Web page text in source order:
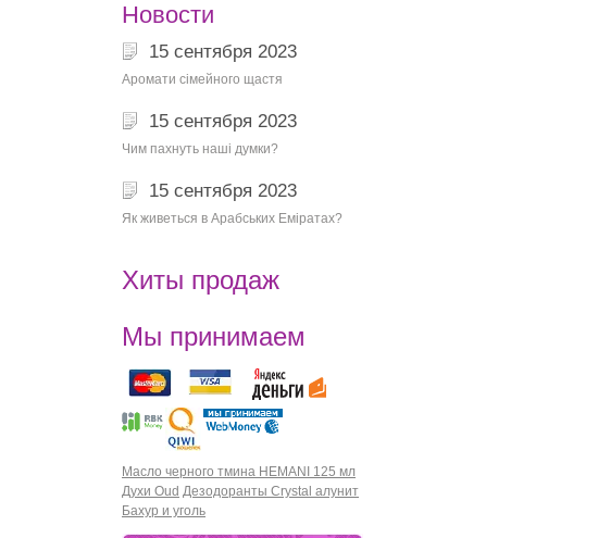
Новости
15 сентября 2023
Аромати сімейного щастя
15 сентября 2023
Чим пахнуть наші думки?
15 сентября 2023
Як живеться в Арабських Еміратах?
Хиты продаж
Мы принимаем
Масло черного тмина HEMANI 125 мл
Духи Oud Дезодоранты Crystal алунит
Бахур и уголь